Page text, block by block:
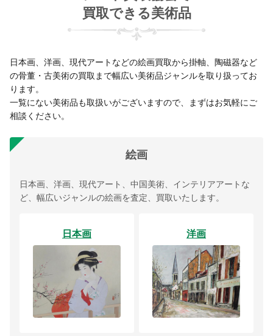
買取できる美術品
日本画、洋画、現代アートなどの絵画買取から掛軸、陶磁器など
の骨董・古美術の買取まで幅広い美術品ジャンルを取り扱ってお
ります。
一覧にない美術品も取扱いがございますので、まずはお気軽にご
相談ください。
絵画
日本画、洋画、現代アート、中国美術、インテリアアートな
ど、幅広いジャンルの絵画を査定、買取いたします。
日本画 洋画